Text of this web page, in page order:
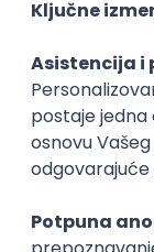
Najnoviji
inboxu